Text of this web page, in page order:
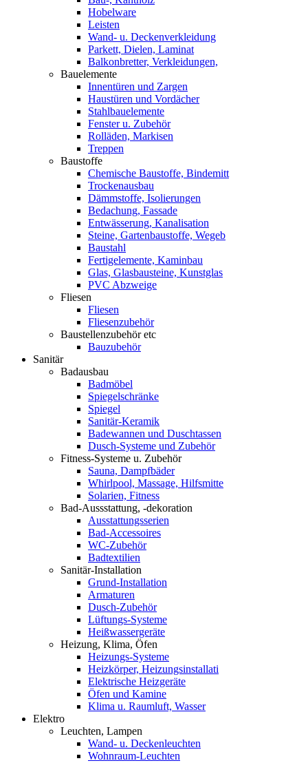
Hobelware
Leisten
Wand- u. Deckenverkleidung
Parkett, Dielen, Laminat
Balkonbretter, Verkleidungen,
Bauelemente
Innentüren und Zargen
Haustüren und Vordächer
Stahlbauelemente
Fenster u. Zubehör
Rolläden, Markisen
Treppen
Baustoffe
Chemische Baustoffe, Bindemitt
Trockenausbau
Dämmstoffe, Isolierungen
Bedachung, Fassade
Entwässerung, Kanalisation
Steine, Gartenbaustoffe, Wegeb
Baustahl
Fertigelemente, Kaminbau
Glas, Glasbausteine, Kunstglas
PVC Abzweige
Fliesen
Fliesen
Fliesenzubehör
Baustellenzubehör etc
Bauzubehör
Sanitär
Badausbau
Badmöbel
Spiegelschränke
Spiegel
Sanitär-Keramik
Badewannen und Duschtassen
Dusch-Systeme und Zubehör
Fitness-Systeme u. Zubehör
Sauna, Dampfbäder
Whirlpool, Massage, Hilfsmitte
Solarien, Fitness
Bad-Aussstattung, -dekoration
Ausstattungsserien
Bad-Accessoires
WC-Zubehör
Badtextilien
Sanitär-Installation
Grund-Installation
Armaturen
Dusch-Zubehör
Lüftungs-Systeme
Heißwassergeräte
Heizung, Klima, Öfen
Heizungs-Systeme
Heizkörper, Heizungsinstallati
Elektrische Heizgeräte
Öfen und Kamine
Klima u. Raumluft, Wasser
Elektro
Leuchten, Lampen
Wand- u. Deckenleuchten
Wohnraum-Leuchten